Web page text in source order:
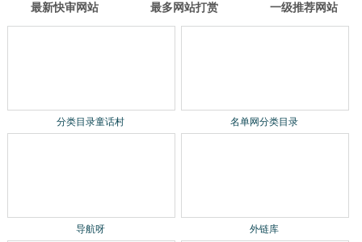
最新快审网站 最多网站打赏 一级推荐网站
分类目录童话村 名单网分类目录
导航呀 外链库